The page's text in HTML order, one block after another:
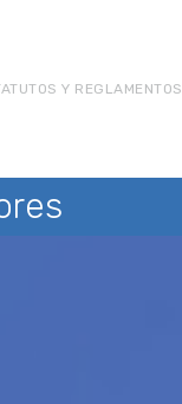
Y REGLAMENTOS